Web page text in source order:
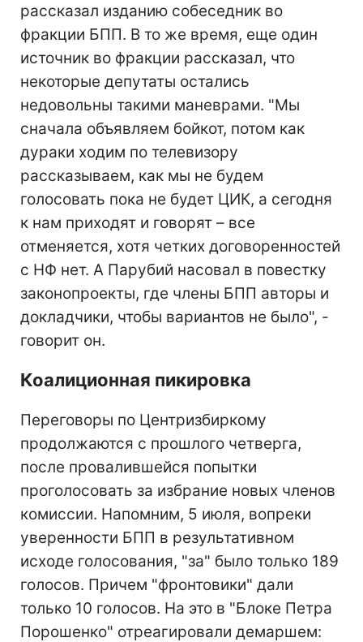
рассказал изданию собеседник во
фракции БПП. В то же время, еще один
источник во фракции рассказал, что
некоторые депутаты остались
недовольны такими маневрами. "Мы
сначала объявляем бойкот, потом как
дураки ходим по телевизору
рассказываем, как мы не будем
голосовать пока не будет ЦИК, а сегодня
к нам приходят и говорят – все
отменяется, хотя четких договоренностей
с НФ нет. А Парубий насовал в повестку
законопроекты, где члены БПП авторы и
докладчики, чтобы вариантов не было", -
говорит он.
Коалиционная пикировка
Переговоры по Центризбиркому
продолжаются с прошлого четверга,
после провалившейся попытки
проголосовать за избрание новых членов
комиссии. Напомним, 5 июля, вопреки
уверенности БПП в результативном
исходе голосования, "за" было только 189
голосов. Причем "фронтовики" дали
только 10 голосов. На это в "Блоке Петра
Порошенко" отреагировали демаршем: